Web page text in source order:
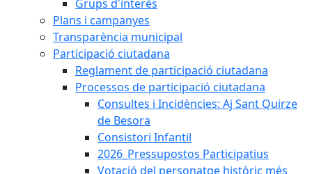
Grups d'interès
Plans i campanyes
Transparència municipal
Participació ciutadana
Reglament de participació ciutadana
Processos de participació ciutadana
Consultes i Incidències: Aj Sant Quirze
de Besora
Consistori Infantil
2026_Pressupostos Participatius
Votació del personatge històric més